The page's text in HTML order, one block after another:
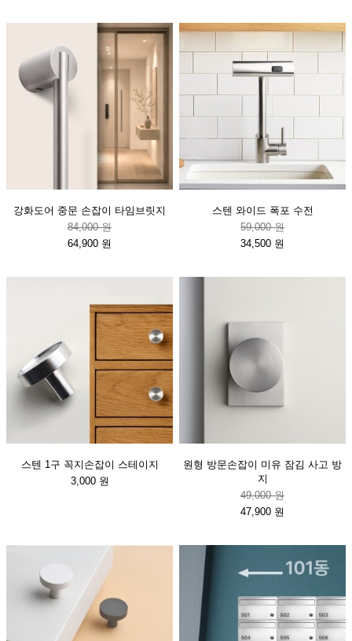
강화도어 중문 손잡이 타임브릿지
84,000 원
64,900 원
스텐 와이드 폭포 수전
59,000 원
34,500 원
스텐 1구 꼭지손잡이 스테이지
3,000 원
원형 방문손잡이 미유 잠김 사고 방
지
49,000 원
47,900 원